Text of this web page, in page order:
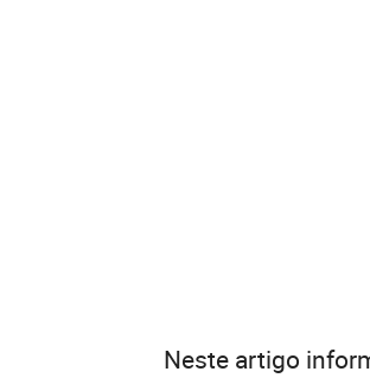
Neste artigo